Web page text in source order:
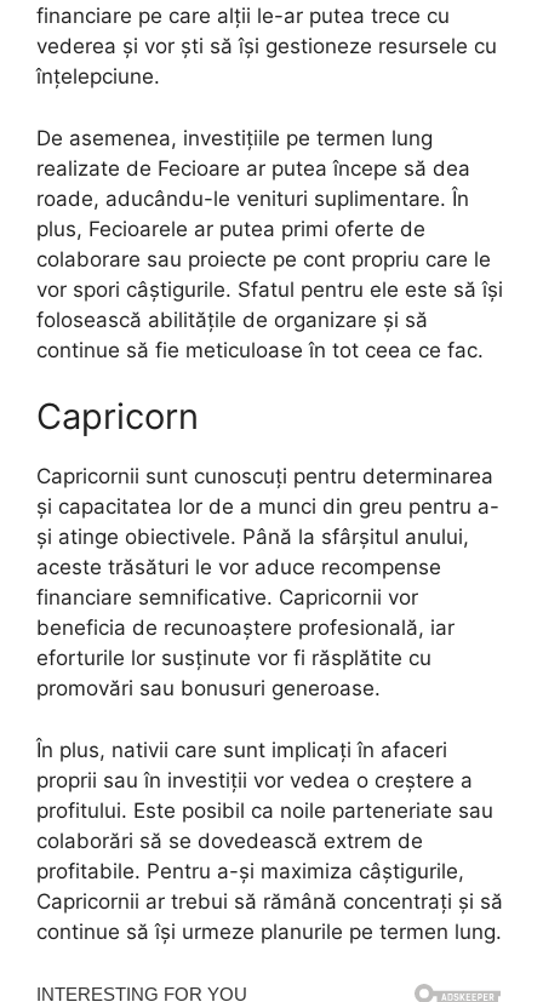
financiare pe care alții le-ar putea trece cu
vederea și vor ști să își gestioneze resursele cu
înțelepciune.
De asemenea, investițiile pe termen lung
realizate de Fecioare ar putea începe să dea
roade, aducându-le venituri suplimentare. În
plus, Fecioarele ar putea primi oferte de
colaborare sau proiecte pe cont propriu care le
vor spori câștigurile. Sfatul pentru ele este să își
folosească abilitățile de organizare și să
continue să fie meticuloase în tot ceea ce fac.
Capricorn
Capricornii sunt cunoscuți pentru determinarea
și capacitatea lor de a munci din greu pentru a-
și atinge obiectivele. Până la sfârșitul anului,
aceste trăsături le vor aduce recompense
financiare semnificative. Capricornii vor
beneficia de recunoaștere profesională, iar
eforturile lor susținute vor fi răsplătite cu
promovări sau bonusuri generoase.
În plus, nativii care sunt implicați în afaceri
proprii sau în investiții vor vedea o creștere a
profitului. Este posibil ca noile parteneriate sau
colaborări să se dovedească extrem de
profitabile. Pentru a-și maximiza câștigurile,
Capricornii ar trebui să rămână concentrați și să
continue să își urmeze planurile pe termen lung.